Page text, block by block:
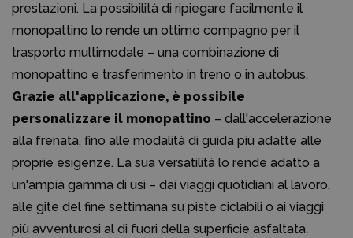
prestazioni. La possibilità di ripiegare facilmente il
monopattino lo rende un ottimo compagno per il
trasporto multimodale – una combinazione di
monopattino e trasferimento in treno o in autobus.
Grazie all'applicazione, è possibile
personalizzare il monopattino – dall'accelerazione
alla frenata, fino alle modalità di guida più adatte alle
proprie esigenze. La sua versatilità lo rende adatto a
un'ampia gamma di usi – dai viaggi quotidiani al lavoro,
alle gite del fine settimana su piste ciclabili o ai viaggi
più avventurosi al di fuori della superficie asfaltata.